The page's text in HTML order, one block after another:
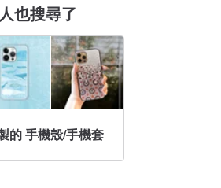
也搜尋了
的 手機殼/手機套